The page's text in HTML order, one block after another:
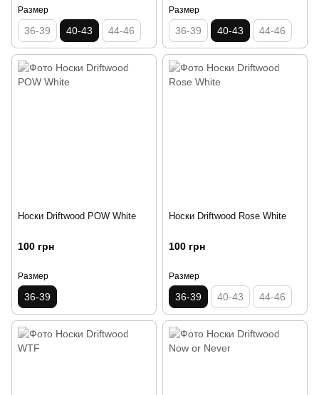
Размер
36-39 40-43 44-46
Размер
36-39 40-43 44-46
Носки Driftwood POW White
100 грн
Размер
36-39
Носки Driftwood Rose White
100 грн
Размер
36-39 40-43 44-46